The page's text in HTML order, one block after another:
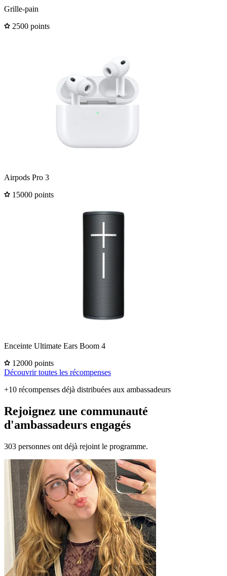
Grille-pain
2500 points
Airpods Pro 3
15000 points
Enceinte Ultimate Ears Boom 4
12000 points
Découvrir toutes les récompenses
+10 récompenses déjà distribuées aux ambassadeurs
Rejoignez une communauté
d'ambassadeurs engagés
303 personnes ont déjà rejoint le programme.